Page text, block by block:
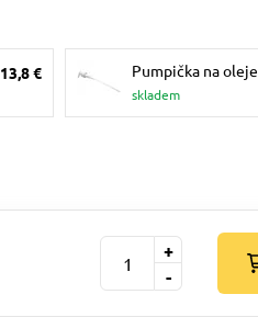
13,8 € Pumpička na oleje
skladem
-
+